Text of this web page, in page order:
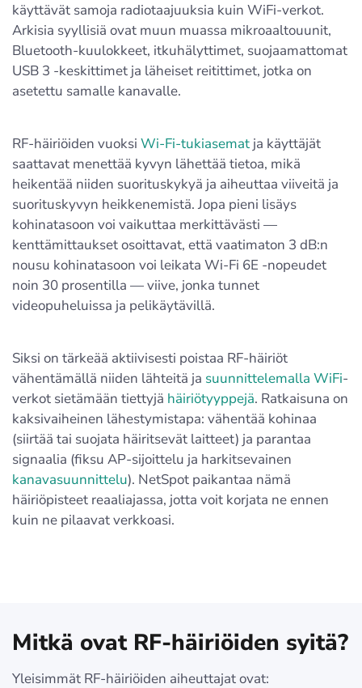
käyttävät samoja radiotaajuuksia kuin WiFi-verkot.
Arkisia syyllisiä ovat muun muassa mikroaaltouunit,
Bluetooth-kuulokkeet, itkuhälyttimet, suojaamattomat
USB 3 -keskittimet ja läheiset reitittimet, jotka on
asetettu samalle kanavalle.
RF-häiriöiden vuoksi Wi-Fi-tukiasemat ja käyttäjät
saattavat menettää kyvyn lähettää tietoa, mikä
heikentää niiden suorituskykyä ja aiheuttaa viiveitä ja
suorituskyvyn heikkenemistä. Jopa pieni lisäys
kohinatasoon voi vaikuttaa merkittävästi —
kenttämittaukset osoittavat, että vaatimaton 3 dB:n
nousu kohinatasoon voi leikata Wi-Fi 6E -nopeudet
noin 30 prosentilla — viive, jonka tunnet
videopuheluissa ja pelikäytävillä.
Siksi on tärkeää aktiivisesti poistaa RF-häiriöt
vähentämällä niiden lähteitä ja suunnittelemalla WiFi-
verkot sietämään tiettyjä häiriötyyppejä. Ratkaisuna on
kaksivaiheinen lähestymistapa: vähentää kohinaa
(siirtää tai suojata häiritsevät laitteet) ja parantaa
signaalia (fiksu AP-sijoittelu ja harkitsevainen
kanavasuunnittelu). NetSpot paikantaa nämä
häiriöpisteet reaaliajassa, jotta voit korjata ne ennen
kuin ne pilaavat verkkoasi.
Mitkä ovat RF-häiriöiden syitä?
Yleisimmät RF-häiriöiden aiheuttajat ovat: